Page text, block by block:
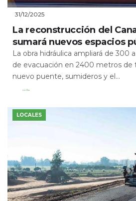
31/12/2025
La reconstrucción del
sumará nuevos espacios
La obra hidráulica ampliará de 300
de evacuación en 2400 metros de
nuevo puente, sumideros y el...
Leer Más
LOCALES